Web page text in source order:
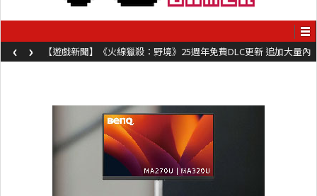
【遊戲新聞】《火線獵殺：野境》25週年免費DLC更新 追加大量內
容同時系舊作限時超平價折扣
‹ ›